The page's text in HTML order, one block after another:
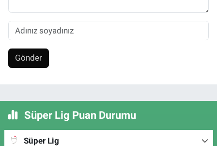
Gönder
Süper Lig Puan Durumu
Süper Lig